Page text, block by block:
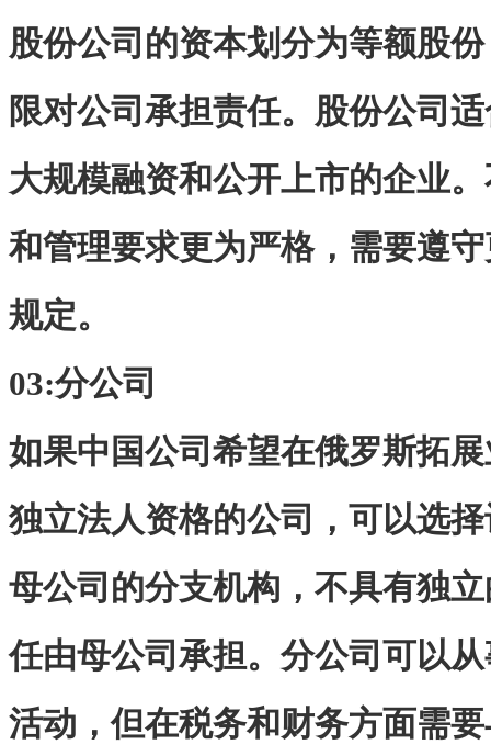
股份公司的资本划分为等额股
限对公司承担责任。股份公司
大规模融资和公开上市的企业
和管理要求更为严格，需要遵
规定。
03:分公司
如果中国公司希望在俄罗斯拓
独立法人资格的公司，可以选
母公司的分支机构，不具有独
任由母公司承担。分公司可以
活动，但在税务和财务方面需